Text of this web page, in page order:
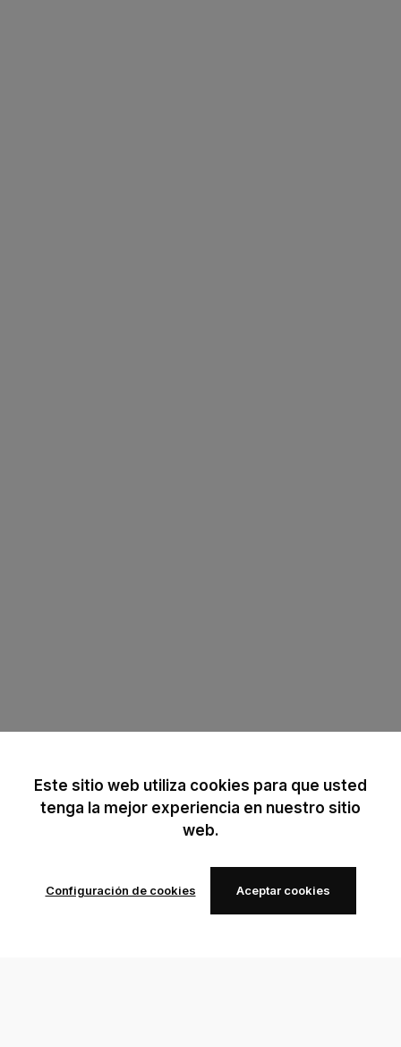
Este sitio web utiliza cookies para que usted
tenga la mejor experiencia en nuestro sitio
web.
Configuración de cookies Aceptar cookies